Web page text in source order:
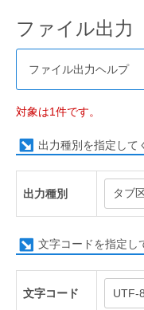
ファイル出力
ファイル出力ヘルプ
対象は1件です。
出力種別を指定して
出力種別
文字コードを指定し
文字コード